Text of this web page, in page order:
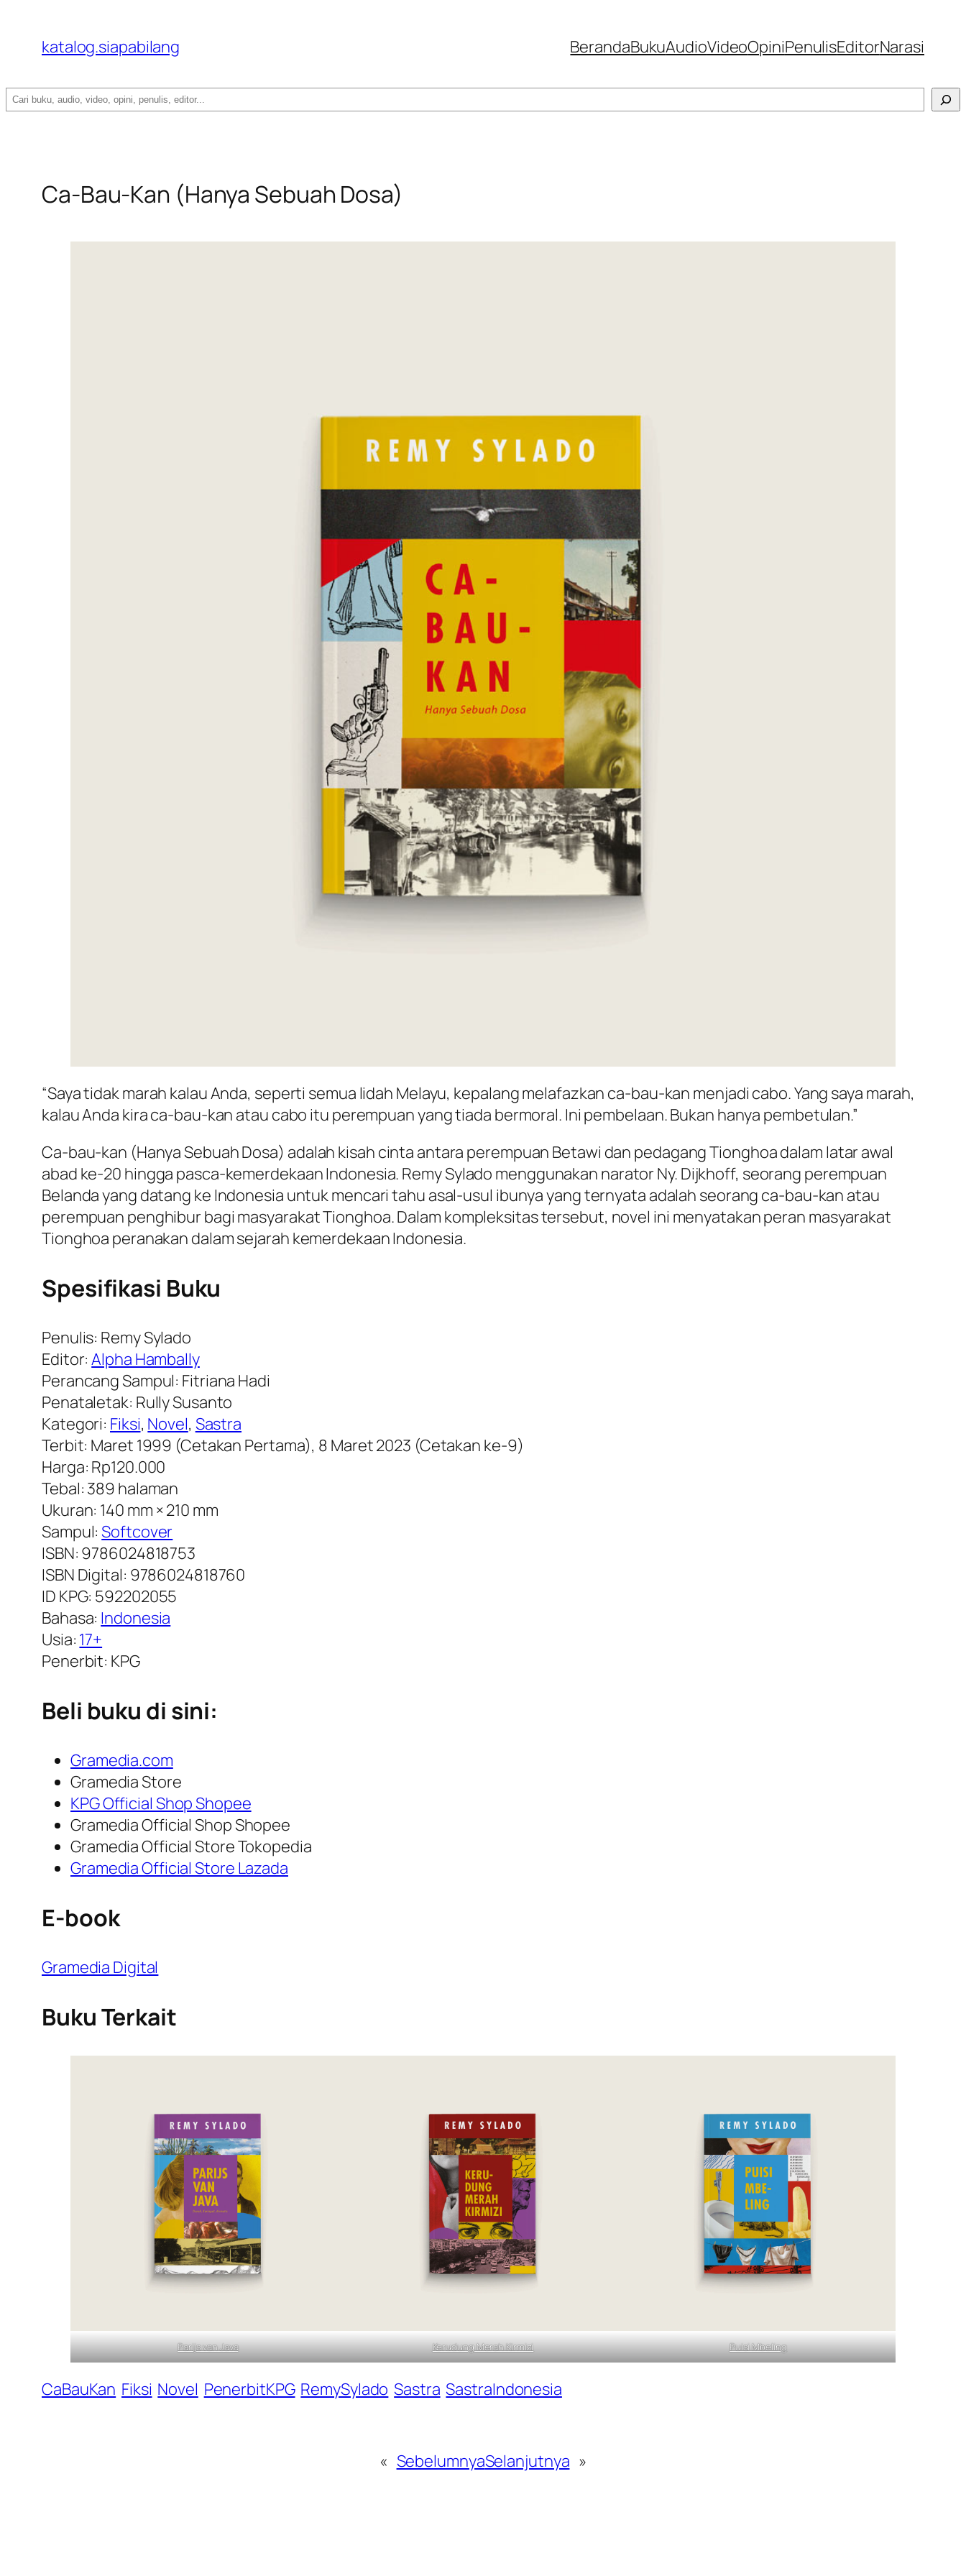
katalog.siapabilang BerandaBukuAudioVideoOpiniPenulisEditorNarasi
Search
Ca-Bau-Kan (Hanya Sebuah Dosa)
“Saya tidak marah kalau Anda, seperti semua lidah Melayu, kepalang melafazkan ca-bau-kan menjadi cabo. Yang saya marah,
kalau Anda kira ca-bau-kan atau cabo itu perempuan yang tiada bermoral. Ini pembelaan. Bukan hanya pembetulan.”
Ca-bau-kan (Hanya Sebuah Dosa) adalah kisah cinta antara perempuan Betawi dan pedagang Tionghoa dalam latar awal
abad ke-20 hingga pasca-kemerdekaan Indonesia. Remy Sylado menggunakan narator Ny. Dijkhoff, seorang perempuan
Belanda yang datang ke Indonesia untuk mencari tahu asal-usul ibunya yang ternyata adalah seorang ca-bau-kan atau
perempuan penghibur bagi masyarakat Tionghoa. Dalam kompleksitas tersebut, novel ini menyatakan peran masyarakat
Tionghoa peranakan dalam sejarah kemerdekaan Indonesia.
Spesifikasi Buku
Penulis: Remy Sylado
Editor:Alpha Hambally
Perancang Sampul: Fitriana Hadi
Penataletak: Rully Susanto
Kategori: Fiksi, Novel, Sastra
Terbit: Maret 1999 (Cetakan Pertama), 8 Maret 2023 (Cetakan ke-9)
Harga: Rp120.000
Tebal: 389 halaman
Ukuran: 140 mm × 210 mm
Sampul:Softcover
ISBN: 9786024818753
ISBN Digital: 9786024818760
ID KPG: 592202055
Bahasa: Indonesia
Usia: 17+
Penerbit: KPG
Beli buku di sini:
Gramedia.com
Gramedia Store
KPG Official Shop Shopee
Gramedia Official Shop Shopee
Gramedia Official Store Tokopedia
Gramedia Official Store Lazada
E-book
Gramedia Digital
Buku Terkait
Parijs van Java Kerudung Merah Kirmizi Puisi Mbeling
CaBauKan Fiksi Novel PenerbitKPG RemySylado Sastra SastraIndonesia
« SebelumnyaSelanjutnya »